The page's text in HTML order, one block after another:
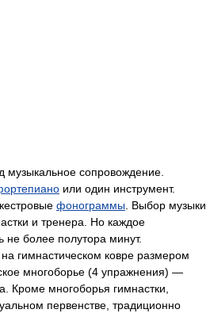
музыкальное сопровождение.
или один инструмент.
фонограммы . Выбор музыки
и тренера. Но каждое
более полутора минут.
гимнастическом ковре размером
многоборье (4 упражнения) —
Кроме многоборья гимнастки,
первенстве, традиционно